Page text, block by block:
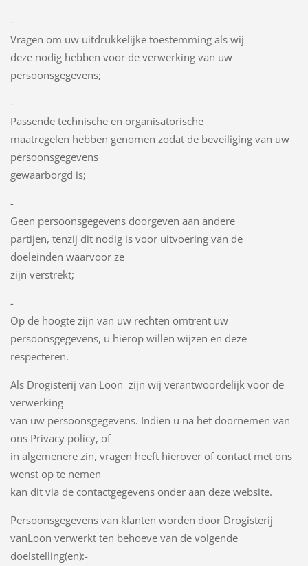
-
Vragen om uw uitdrukkelijke toestemming als wij
deze nodig hebben voor de verwerking van uw
persoonsgegevens;
-
Passende technische en organisatorische
maatregelen hebben genomen zodat de beveiliging van uw
persoonsgegevens
gewaarborgd is;
-
Geen persoonsgegevens doorgeven aan andere
partijen, tenzij dit nodig is voor uitvoering van de
doeleinden waarvoor ze
zijn verstrekt;
-
Op de hoogte zijn van uw rechten omtrent uw
persoonsgegevens, u hierop willen wijzen en deze
respecteren.
Als Drogisterij van Loon zijn wij verantwoordelijk voor de
verwerking
van uw persoonsgegevens. Indien u na het doornemen van
ons Privacy policy, of
in algemenere zin, vragen heeft hierover of contact met ons
wenst op te nemen
kan dit via de contactgegevens onder aan deze website.
Persoonsgegevens van klanten worden door Drogisterij
vanLoon verwerkt ten behoeve van de volgende
doelstelling(en):-